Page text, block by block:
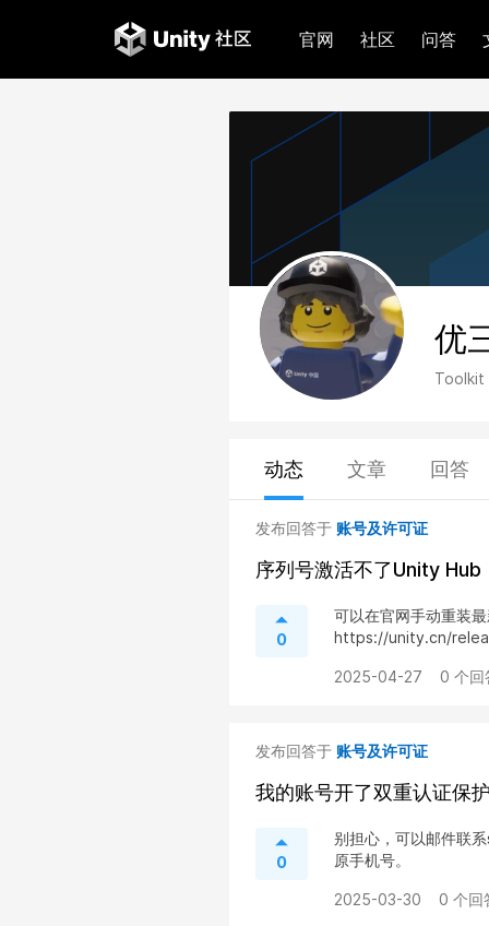
官网 社区 问答
优
Toolkit
动态 文章 回答
发布回答于 账号及许可证
序列号激活不了Unity Hub
0
可以在官网手动重装
https://unity.cn/
2025-04-27 0 个回
发布回答于 账号及许可证
我的账号开了双重认证保
0
别担心，可以邮件联
原手机号。
2025-03-30 0 个回